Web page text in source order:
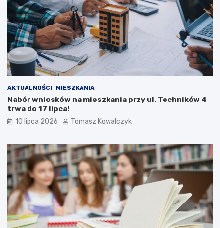
AKTUALNOŚCI MIESZKANIA
Nabór wniosków na mieszkania przy ul. Techników 4
trwa do 17 lipca!
10 lipca 2026 Tomasz Kowalczyk